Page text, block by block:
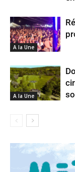
A la Une
A la Une